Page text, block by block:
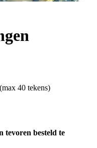
(max 40 tekens)
tevoren besteld te